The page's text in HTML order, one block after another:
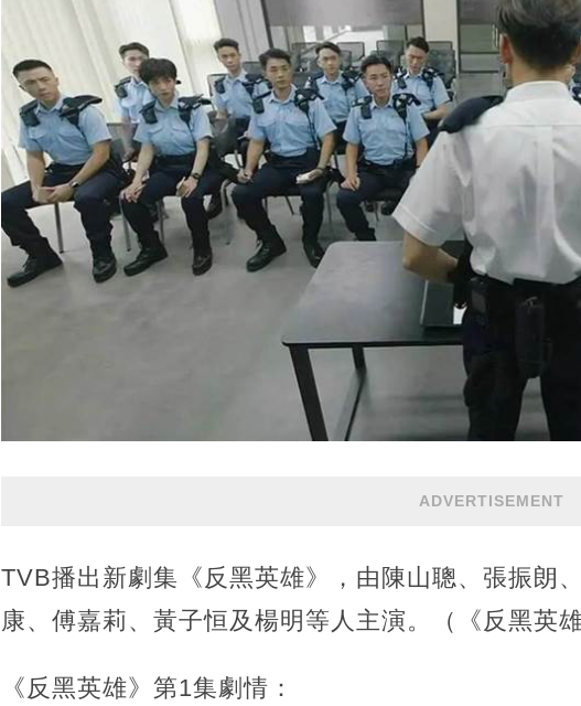
ADVERTISEMENT
TVB播出新劇集《反黑英雄》，由陳山聰、張振朗
康、傅嘉莉、黃子恒及楊明等人主演。（《反黑英雄
《反黑英雄》第1集劇情：